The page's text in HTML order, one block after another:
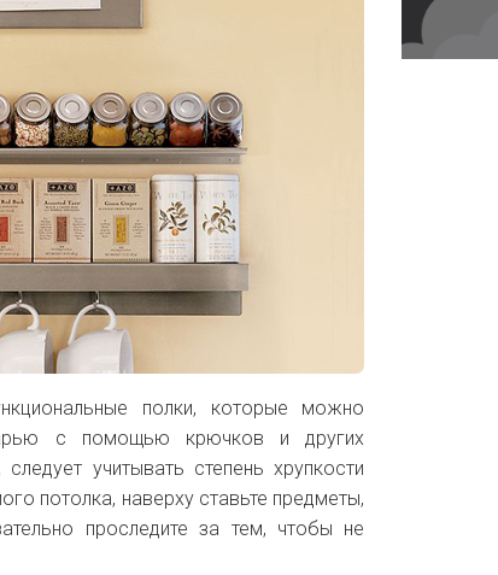
полки, которые можно
с помощью крючков и других
учитывать степень хрупкости
потолка, наверху ставьте предметы,
проследите за тем, чтобы не